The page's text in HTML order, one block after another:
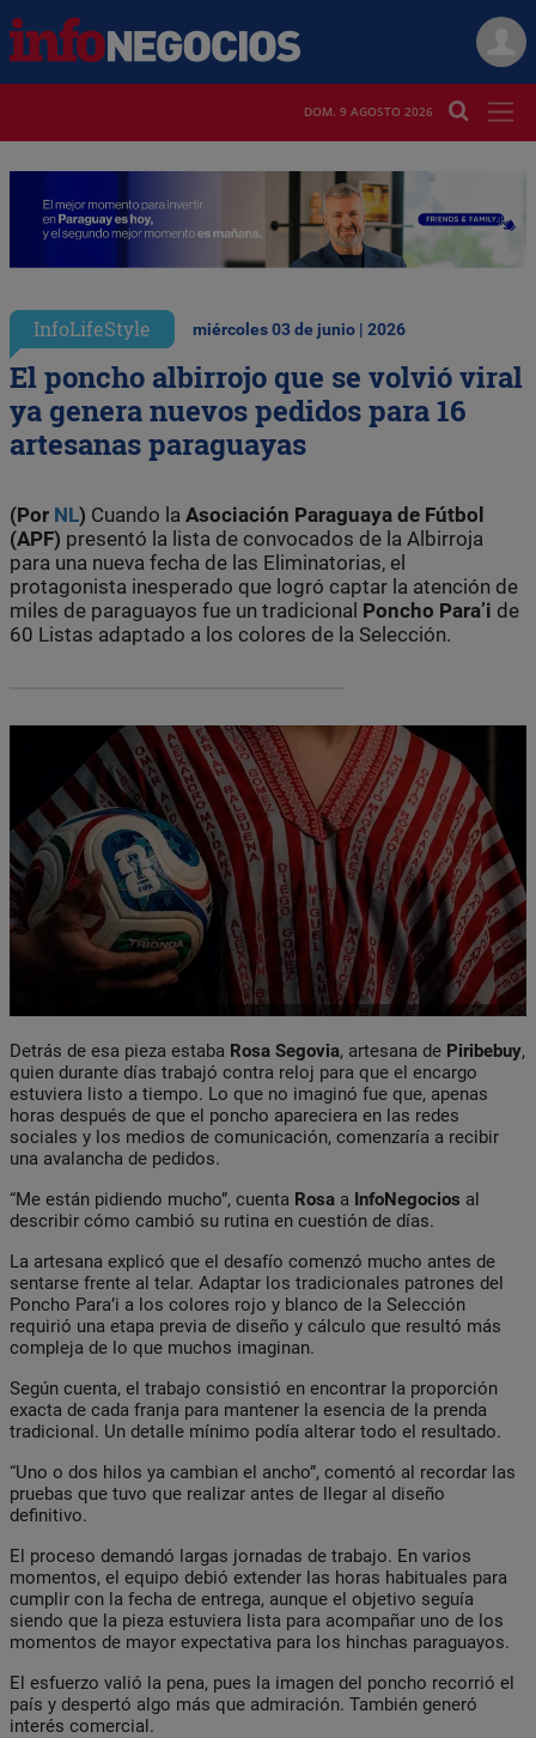
DOM. 9 AGOSTO 2026
InfoLifeStyle miércoles 03 de junio | 2026
El poncho albirrojo que se volvió viral
ya genera nuevos pedidos para 16
artesanas paraguayas
(Por NL) Cuando la Asociación Paraguaya de Fútbol
(APF) presentó la lista de convocados de la Albirroja
para una nueva fecha de las Eliminatorias, el
protagonista inesperado que logró captar la atención de
miles de paraguayos fue un tradicional Poncho Para’i de
60 Listas adaptado a los colores de la Selección.
Detrás de esa pieza estaba Rosa Segovia, artesana de Piribebuy,
quien durante días trabajó contra reloj para que el encargo
estuviera listo a tiempo. Lo que no imaginó fue que, apenas
horas después de que el poncho apareciera en las redes
sociales y los medios de comunicación, comenzaría a recibir
una avalancha de pedidos.
“Me están pidiendo mucho”, cuenta Rosa a InfoNegocios al
describir cómo cambió su rutina en cuestión de días.
La artesana explicó que el desafío comenzó mucho antes de
sentarse frente al telar. Adaptar los tradicionales patrones del
Poncho Para’i a los colores rojo y blanco de la Selección
requirió una etapa previa de diseño y cálculo que resultó más
compleja de lo que muchos imaginan.
Según cuenta, el trabajo consistió en encontrar la proporción
exacta de cada franja para mantener la esencia de la prenda
tradicional. Un detalle mínimo podía alterar todo el resultado.
“Uno o dos hilos ya cambian el ancho”, comentó al recordar las
pruebas que tuvo que realizar antes de llegar al diseño
definitivo.
El proceso demandó largas jornadas de trabajo. En varios
momentos, el equipo debió extender las horas habituales para
cumplir con la fecha de entrega, aunque el objetivo seguía
siendo que la pieza estuviera lista para acompañar uno de los
momentos de mayor expectativa para los hinchas paraguayos.
El esfuerzo valió la pena, pues la imagen del poncho recorrió el
país y despertó algo más que admiración. También generó
interés comercial.